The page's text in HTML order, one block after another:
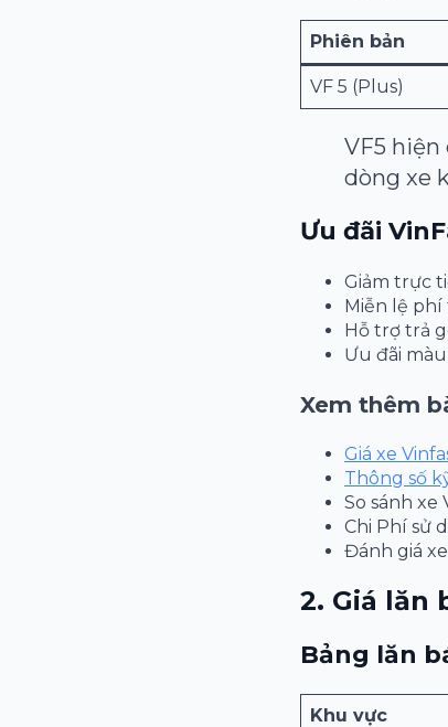
Phiên bản
VF 5 (Plus)
VF5 hiện
dòng xe
Ưu đãi
Giảm trực
Miễn lệ
Hỗ trợ trả
Ưu đãi
Xem thêm
Giá xe
Thông số
So sánh xe
Chi Phí sử
Đánh giá
2. Giá lăn
Bảng lăn
Khu vực